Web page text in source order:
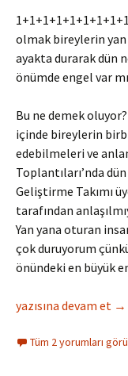
olmak bireylerin yan
ayakta durarak dün
önümde engel var
Bu ne demek
içinde bireylerin
edebilmeleri ve
Toplantıları’nda
Geliştirme Takımı
tarafından
Yan yana oturan
çok duruyorum
önündeki en büyük
Denizyıldızı
yazısına devam et →
Tüm 2 yorumları